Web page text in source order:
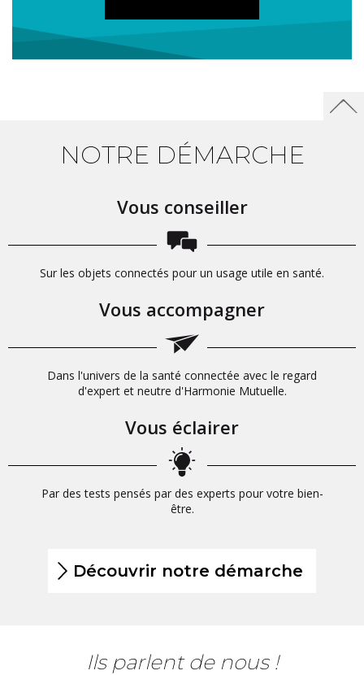
Oui Non
NOTRE DÉMARCHE
Vous conseiller
Sur les objets connectés pour un usage utile en santé.
Vous accompagner
Dans l'univers de la santé connectée avec le regard
d'expert et neutre d'Harmonie Mutuelle.
Vous éclairer
Par des tests pensés par des experts pour votre bien-
être.
Découvrir notre démarche
Ils parlentde nous !